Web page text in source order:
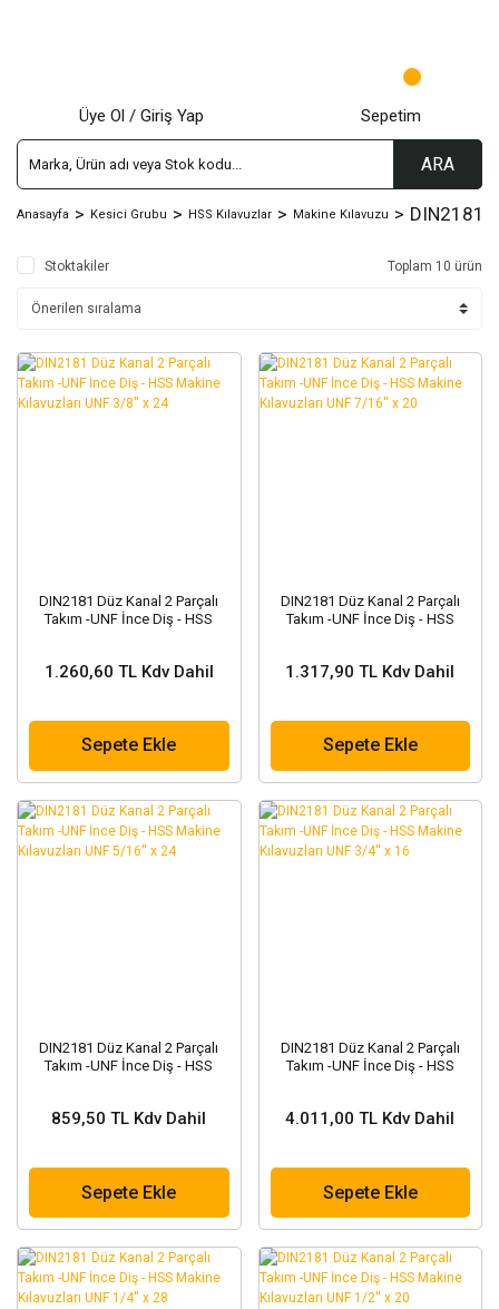
ARA
Üye Ol / Giriş Yap Sepetim
Anasayfa Kesici Grubu HSS Kılavuzlar Makine Kılavuzu DIN2181
Stoktakiler Toplam 10 ürün
DIN2181 Düz Kanal 2 Parçalı
Takım -UNF İnce Diş - HSS
1.260,60 TL Kdv Dahil
Sepete Ekle
DIN2181 Düz Kanal 2 Parçalı
Takım -UNF İnce Diş - HSS
1.317,90 TL Kdv Dahil
Sepete Ekle
DIN2181 Düz Kanal 2 Parçalı
Takım -UNF İnce Diş - HSS
859,50 TL Kdv Dahil
Sepete Ekle
DIN2181 Düz Kanal 2 Parçalı
Takım -UNF İnce Diş - HSS
4.011,00 TL Kdv Dahil
Sepete Ekle